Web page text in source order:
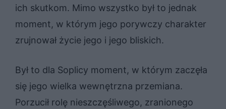
ich skutkom. Mimo wszystko był to jednak
moment, w którym jego porywczy charakter
zrujnował życie jego i jego bliskich.
Był to dla Soplicy moment, w którym zaczęła
się jego wielka wewnętrzna przemiana.
Porzucił rolę nieszczęśliwego, zranionego